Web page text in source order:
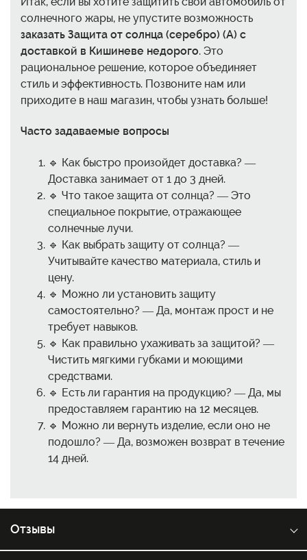
солнечного жары, не упустите возможность
заказать Защита от солнца (серебро) (A) с
доставкой в Кишиневе недорого. Это
рациональное решение, которое объединяет
стиль и эффективность. Позвоните нам или
приходите в наш магазин, чтобы узнать больше!
Часто задаваемые вопросы
🔹 Как быстро произойдет доставка? —
Доставка занимает от 1 до 3 дней.
🔹 Что такое защита от солнца? — Это
специальное покрытие, отражающее
солнечные лучи.
🔹 Как выбрать защиту от солнца? —
Учитывайте качество материала, стиль и
цену.
🔹 Можно ли установить защиту
самостоятельно? — Да, монтаж прост и не
требует навыков.
🔹 Как правильно ухаживать за защитой? —
Чистить мягкими губками и моющими
средствами.
🔹 Есть ли гарантия на продукцию? — Да, мы
предоставляем гарантию на 12 месяцев.
🔹 Можно ли вернуть изделие, если оно не
подошло? — Да, возможен возврат в течение
14 дней.
Отзывы